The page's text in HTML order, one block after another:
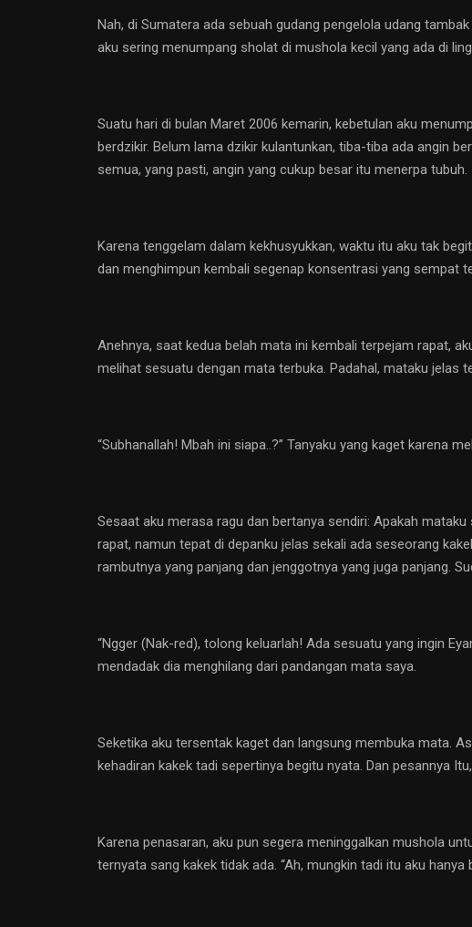
Nah, di Sumatera ada sebuah gudang pengelola udang
aku sering menumpang sholat di mushola kecil yang ada di
Suatu hari di bulan Maret 2006 kemarin, kebetulan aku
berdzikir. Belum lama dzikir kulantunkan, tiba-tiba ada angin
semua, yang pasti, angin yang cukup besar itu menerpa tubuh.
Karena tenggelam dalam kekhusyukkan, waktu itu aku tak
dan menghimpun kembali segenap konsentrasi yang sempat
Anehnya, saat kedua belah mata ini kembali terpejam rapat,
melihat sesuatu dengan mata terbuka. Padahal, mataku jelas
“Subhanallah! Mbah ini siapa..?” Tanyaku yang kaget karena
Sesaat aku merasa ragu dan bertanya sendiri: Apakah
rapat, namun tepat di depanku jelas sekali ada seseorang
rambutnya yang panjang dan jenggotnya yang juga panjang.
“Ngger (Nak-red), tolong keluarlah! Ada sesuatu yang ingin
mendadak dia menghilang dari pandangan mata saya.
Seketika aku tersentak kaget dan langsung membuka mata.
kehadiran kakek tadi sepertinya begitu nyata. Dan pesannya
Karena penasaran, aku pun segera meninggalkan mushola
ternyata sang kakek tidak ada. “Ah, mungkin tadi itu aku hanya